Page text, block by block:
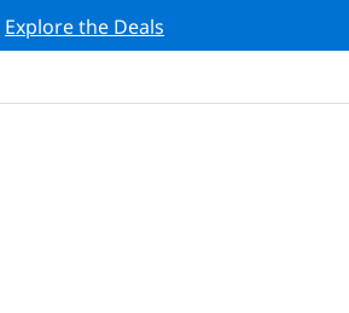
Explore the Deals